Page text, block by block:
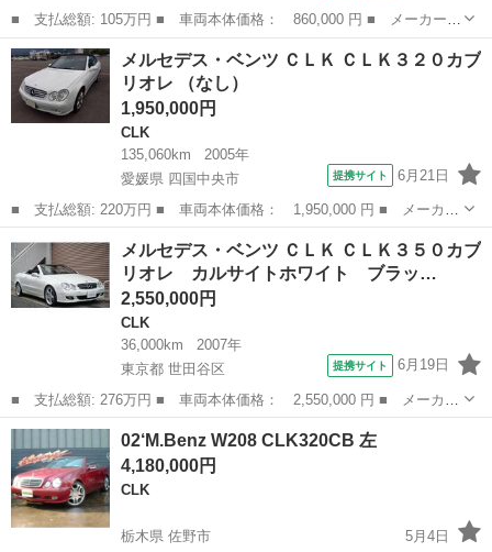
■ 支払総額: 105万円 ■ 車両本体価格： 860,000 円 ■ メーカー
名： メルセデス・ベンツ ■ 車種名： ＣＬＫ ■ グレード名：
ＣＬＫ３５０カブリオレ ＤＶＤナビ パワーシート レザーシー
ト ＨＩＤ クル...
埼玉 北葛飾郡 CLK
メルセデス・ベンツ ＣＬＫ ＣＬＫ３２０カブ
リオレ （なし）
1,950,000円
CLK
135,060km
2005年
愛媛県 四国中央市
提携サイト 6月21日
■ 支払総額: 220万円 ■ 車両本体価格： 1,950,000 円 ■ メーカー
名： メルセデス・ベンツ ■ 車種名： ＣＬＫ ■ グレード名：
ＣＬＫ３２０カブリオレ ■ 排気量： 3200cc ■ ドア枚数： 2D...
愛媛 四国中央市 CLK
メルセデス・ベンツ ＣＬＫ ＣＬＫ３５０カブ
リオレ カルサイトホワイト ブラッ…
2,550,000円
CLK
36,000km
2007年
東京都 世田谷区
提携サイト 6月19日
■ 支払総額: 276万円 ■ 車両本体価格： 2,550,000 円 ■ メーカー
名： メルセデス・ベンツ ■ 車種名： ＣＬＫ ■ グレード名：
ＣＬＫ３５０カブリオレ カルサイトホワイト ブラック幌（電動オ
ープン） ...
東京 世田谷区
02‘M.Benz W208 CLK320CB 左
4,180,000円
CLK
栃木県 佐野市 5月4日